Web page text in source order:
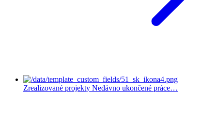
Zrealizované projekty Nedávno ukončené práce…